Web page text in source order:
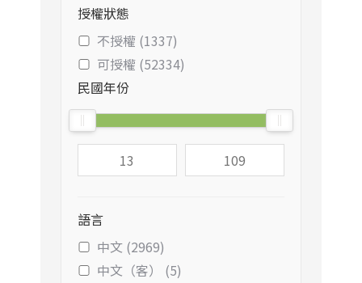
授權狀態
不授權 (1337)
可授權 (52334)
民國年份
語言
中文 (2969)
中文（客） (5)